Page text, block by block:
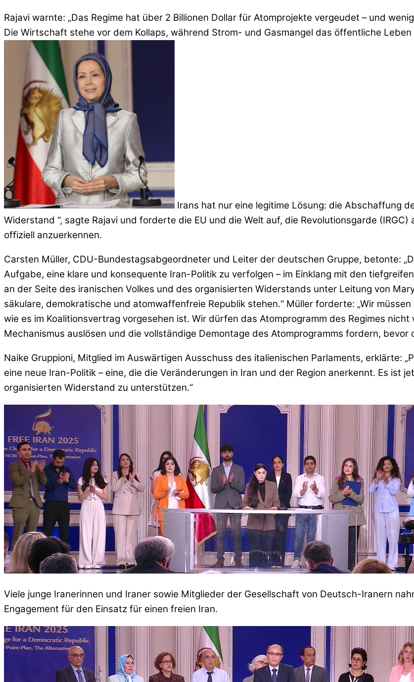
Rajavi warnte: „Das Regime hat über 2 Billionen Dollar für Atomprojekte vergeudet – und
Die Wirtschaft stehe vor dem Kollaps, während Strom- und Gasmangel das öffentliche Leben
Irans hat nur eine legitime Lösung: die Abschaffung
Widerstand “, sagte Rajavi und forderte die EU und die Welt auf, die Revolutionsgarde
offiziell anzuerkennen.
Carsten Müller, CDU-Bundestagsabgeordneter und Leiter der deutschen Gruppe, betonte:
Aufgabe, eine klare und konsequente Iran-Politik zu verfolgen – im Einklang mit den
an der Seite des iranischen Volkes und des organisierten Widerstands unter Leitung von
säkulare, demokratische und atomwaffenfreie Republik stehen.“ Müller forderte: „Wir
wie es im Koalitionsvertrag vorgesehen ist. Wir dürfen das Atomprogramm des Regimes
Mechanismus auslösen und die vollständige Demontage des Atomprogramms fordern, bevor
Naike Gruppioni, Mitglied im Auswärtigen Ausschuss des italienischen Parlaments, erklärte:
eine neue Iran-Politik – eine, die die Veränderungen in Iran und der Region anerkennt. Es ist
organisierten Widerstand zu unterstützen.“
Viele junge Iranerinnen und Iraner sowie Mitglieder der Gesellschaft von Deutsch-Iranern
Engagement für den Einsatz für einen freien Iran.